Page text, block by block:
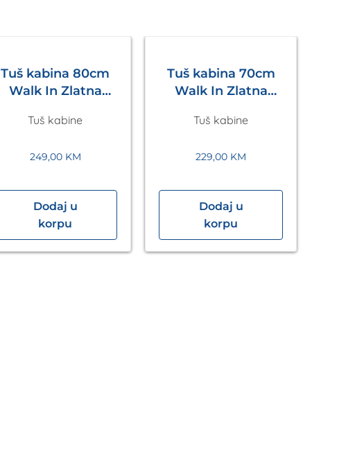
Tuš kabina 80cm
Walk In Zlatna
Tuš kabine
249,00 KM
Dodaj u
korpu
Tuš kabina 70cm
Walk In Zlatna
Tuš kabine
229,00 KM
Dodaj u
korpu